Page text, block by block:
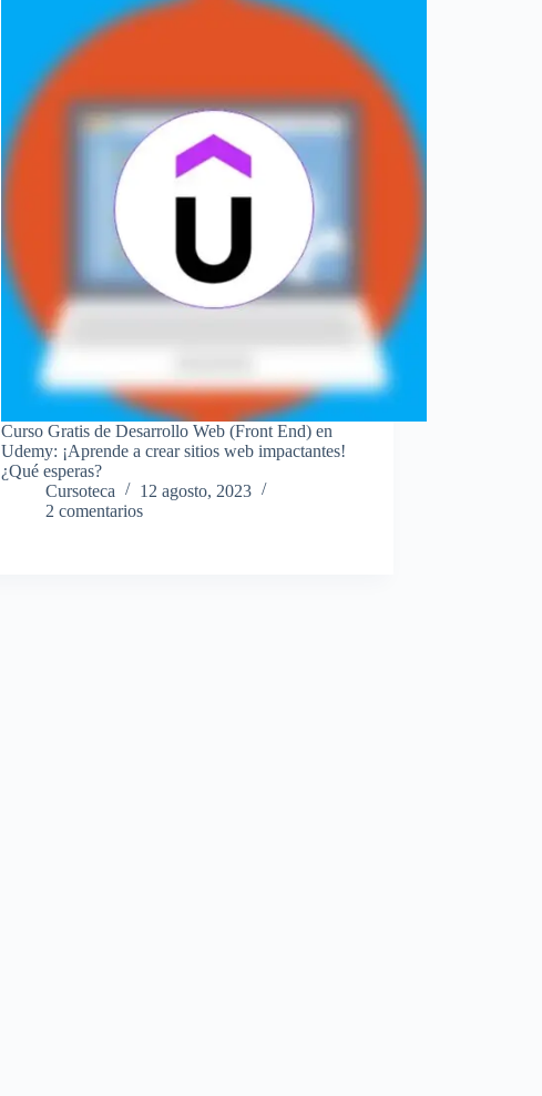
Curso Gratis de Desarrollo Web (Front End) en
Udemy: ¡Aprende a crear sitios web impactantes!
¿Qué esperas?
Cursoteca
12 agosto, 2023
2 comentarios